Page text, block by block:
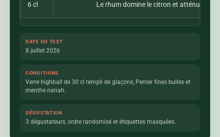
6 cl Le rhum domine le citron et atténue
DATE DU TEST
8 juillet 2026
CONDITIONS
Verre highball de 30 cl rempli de glaçons, Perrier fines bulles et
menthe nanah.
DÉGUSTATION
3 dégustateurs, ordre randomisé et étiquettes masquées.